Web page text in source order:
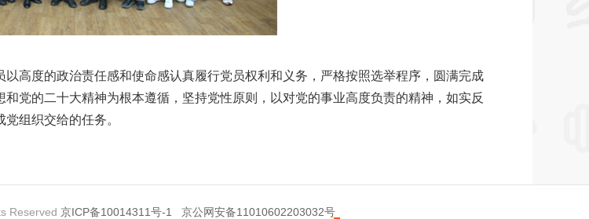
高度的政治责任感和使命感认真履行党员权利和义务，严格按照选举程序，圆满完成
党的二十大精神为根本遵循，坚持党性原则，以对党的事业高度负责的精神，如实反
组织交给的任务。
Reserved 京ICP备10014311号-1 京公网安备11010602203032号